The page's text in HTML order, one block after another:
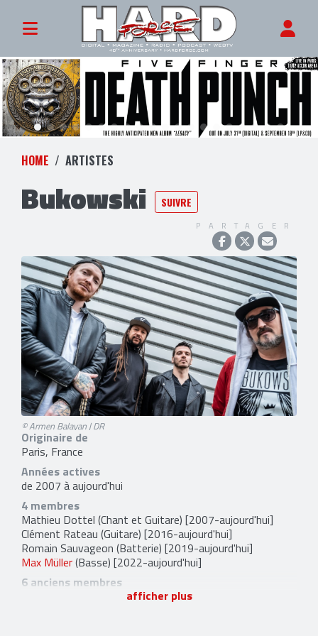
HOME ARTISTES
Bukowski SUIVRE
PARTAGER
© Armen Balayan | DR
Originaire de
Paris, France
Années actives
de 2007 à aujourd'hui
4 membres
Mathieu Dottel (Chant et Guitare) [2007-aujourd'hui]
Clément Rateau (Guitare) [2016-aujourd'hui]
Romain Sauvageon (Batterie) [2019-aujourd'hui]
Max Müller(Basse) [2022-aujourd'hui]
6 anciens membres
(Basse) [2007-2021]
afficher plus